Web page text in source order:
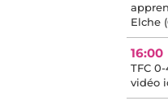
Elche
16:00
TFC
vidéo